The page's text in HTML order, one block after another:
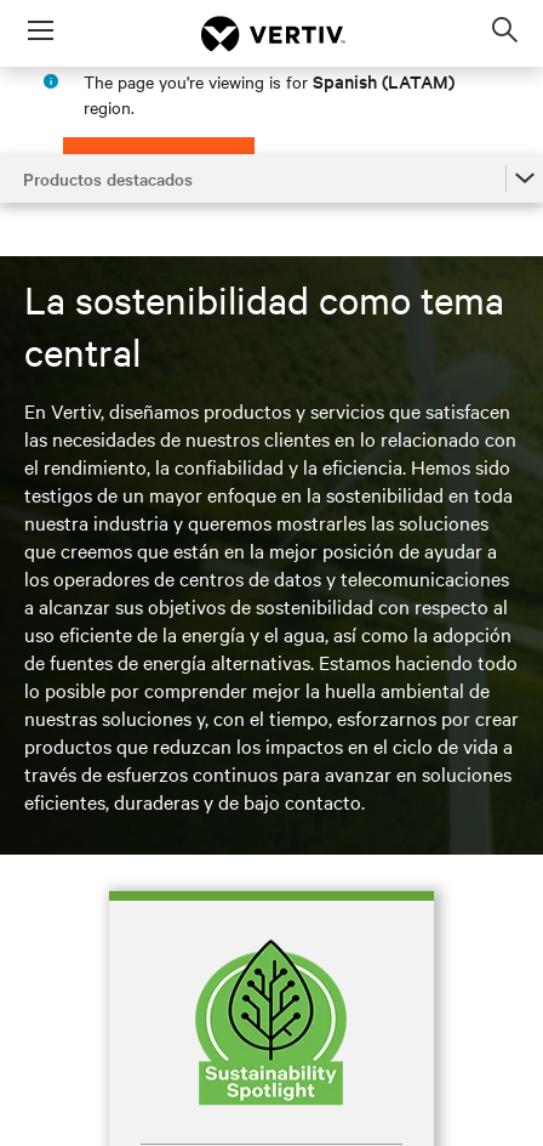
Menu
The page you're viewing is for Spanish (LATAM)
region.
PROCEED
Productos destacados
Buscar un contacto de ventas
Buscar soporte
La sostenibilidad como tema
central
En Vertiv, diseñamos productos y servicios que satisfacen
las necesidades de nuestros clientes en lo relacionado con
el rendimiento, la confiabilidad y la eficiencia. Hemos sido
testigos de un mayor enfoque en la sostenibilidad en toda
nuestra industria y queremos mostrarles las soluciones
que creemos que están en la mejor posición de ayudar a
los operadores de centros de datos y telecomunicaciones
a alcanzar sus objetivos de sostenibilidad con respecto al
uso eficiente de la energía y el agua, así como la adopción
de fuentes de energía alternativas. Estamos haciendo todo
lo posible por comprender mejor la huella ambiental de
nuestras soluciones y, con el tiempo, esforzarnos por crear
productos que reduzcan los impactos en el ciclo de vida a
través de esfuerzos continuos para avanzar en soluciones
eficientes, duraderas y de bajo contacto.